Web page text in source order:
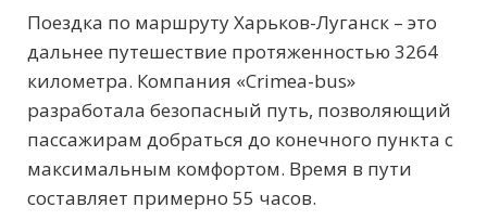
Поездка по маршруту Харьков-Луганск – это
дальнее путешествие протяженностью 3264
километра. Компания «Crimea-bus»
разработала безопасный путь, позволяющий
пассажирам добраться до конечного пункта с
максимальным комфортом. Время в пути
составляет примерно 55 часов.